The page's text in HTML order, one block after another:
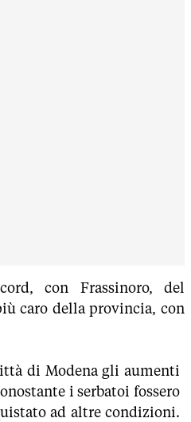
con Frassinoro, del
caro della provincia, con
di Modena gli aumenti
i serbatoi fossero
ad altre condizioni.